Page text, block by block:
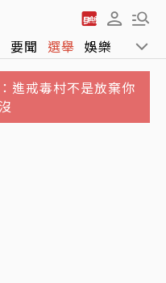
要聞 選舉 娛樂 運動
進戒毒村不是放棄你